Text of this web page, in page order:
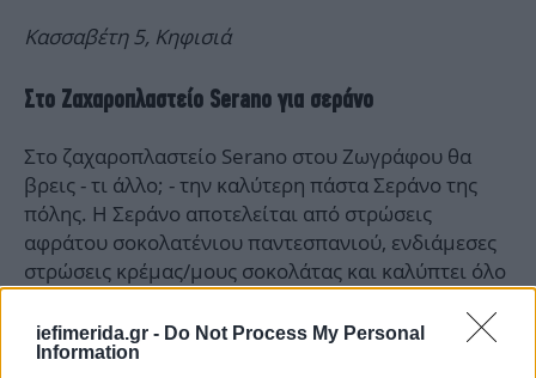
iefimerida.gr - Do Not Process My Personal
Information
Κασσαβέτη 5, Κηφισιά
Στο Ζαχαροπλαστείο Serano για σεράνο
Στο ζαχαροπλαστείο Serano στου Ζωγράφου θα
βρεις - τι άλλο; - την καλύτερη πάστα Σεράνο της
πόλης. Η Σεράνο αποτελείται από στρώσεις
αφράτου σοκολατένιου παντεσπανιού, ενδιάμεσες
στρώσεις κρέμας/μους σοκολάτας και καλύπτει όλο
«cult» γλυκό που έχει αποτυπωθεί στη παιδική
μνήμη πολλών.